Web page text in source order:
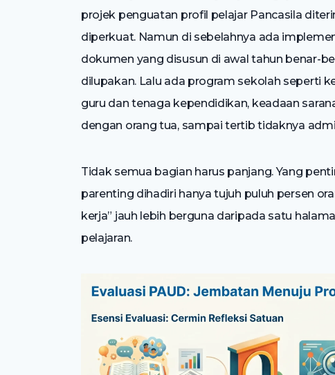
projek penguatan profil pelajar Pancasila
diperkuat. Namun di sebelahnya ada
dokumen yang disusun di awal tahun benar-
dilupakan. Lalu ada program sekolah seperti
guru dan tenaga kependidikan, keadaan
dengan orang tua, sampai tertib tidaknya
Tidak semua bagian harus panjang. Yang
parenting dihadiri hanya tujuh puluh persen
kerja” jauh lebih berguna daripada satu
pelajaran.